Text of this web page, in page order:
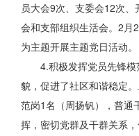
员大会9次、支委会12次
会和支部组织生活会。2月
为主题开展主题党日活动。
4.积极发挥党员先锋
貌，促进了社区和谐稳定
范岗1名（周扬钒），普通
挥，密切党群及干群关系